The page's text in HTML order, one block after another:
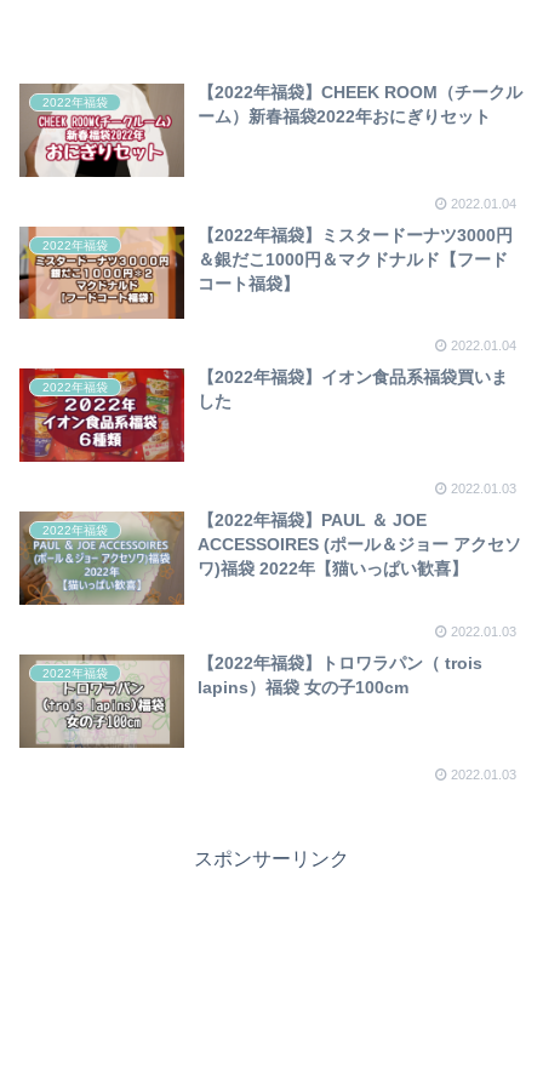
2022年福袋
【2022年福袋】CHEEK ROOM（チークル
ーム）新春福袋2022年おにぎりセット
2022.01.04
2022年福袋
【2022年福袋】ミスタードーナツ3000円
＆銀だこ1000円＆マクドナルド【フード
コート福袋】
2022.01.04
2022年福袋
【2022年福袋】イオン食品系福袋買いま
した
2022.01.03
2022年福袋
【2022年福袋】PAUL ＆ JOE
ACCESSOIRES (ポール＆ジョー アクセソ
ワ)福袋 2022年【猫いっぱい歓喜】
2022.01.03
2022年福袋
【2022年福袋】トロワラパン（ trois
lapins）福袋 女の子100cm
2022.01.03
スポンサーリンク